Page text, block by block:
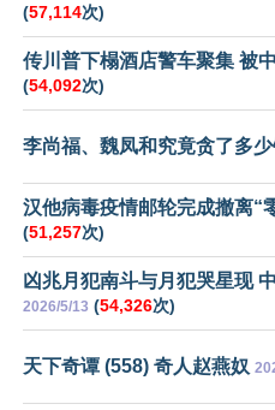
(57,114次)
传川普下榻酒店警车聚集 被
(54,092次)
李尚福、魏凤和究竟贪了多
汉他病毒疫情邮轮完成撤离“
(51,257次)
凶兆月犯南斗与月犯哭星现
2026/5/13 (54,326次)
天下奇谭 (558) 奇人赵燕奴